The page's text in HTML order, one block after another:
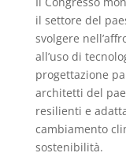
il settore del
svolgere
all’uso di
progettazione
architetti del
resilienti e
cambiamento
sostenibilità.